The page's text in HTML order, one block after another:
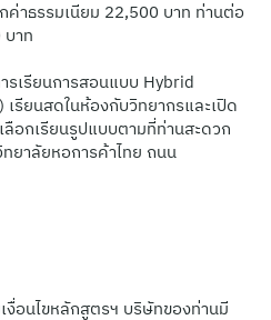
ค่าธรรมเนียม 22,500 บาท ท่านต่อ
บาท
รเรียนการสอนแบบ Hybrid
รียนสดในห้องกับวิทยากรและเปิด
ลือกเรียนรูปแบบตามที่ท่านสะดวก
ยาลัยหอการค้าไทย ถนน
อนไขหลักสูตรฯ บริษัทของท่านมี